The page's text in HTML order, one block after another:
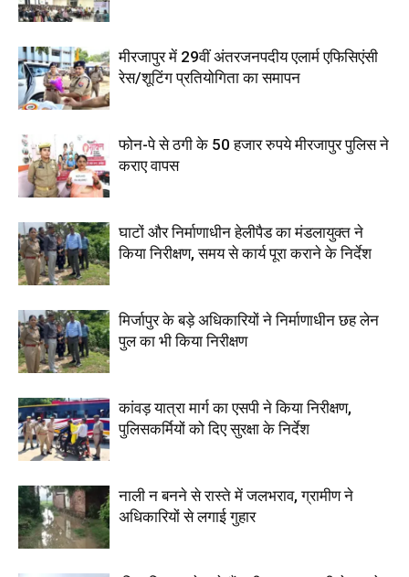
मीरजापुर में 29वीं अंतरजनपदीय एलार्म एफिसिएंसी
रेस/शूटिंग प्रतियोगिता का समापन
फोन-पे से ठगी के 50 हजार रुपये मीरजापुर पुलिस ने
कराए वापस
घाटों और निर्माणाधीन हेलीपैड का मंडलायुक्त ने
किया निरीक्षण, समय से कार्य पूरा कराने के निर्देश
मिर्जापुर के बड़े अधिकारियों ने निर्माणाधीन छह लेन
पुल का भी किया निरीक्षण
कांवड़ यात्रा मार्ग का एसपी ने किया निरीक्षण,
पुलिसकर्मियों को दिए सुरक्षा के निर्देश
नाली न बनने से रास्ते में जलभराव, ग्रामीण ने
अधिकारियों से लगाई गुहार